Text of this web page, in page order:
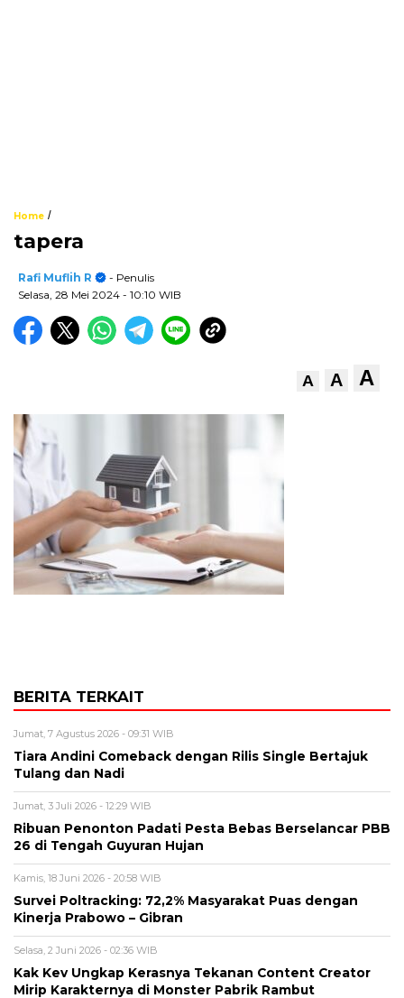
Home /
tapera
Rafi Muflih R
- Penulis
Selasa, 28 Mei 2024 - 10:10 WIB
A A A
BERITA TERKAIT
Jumat, 7 Agustus 2026 - 09:31 WIB
Tiara Andini Comeback dengan Rilis Single Bertajuk
Tulang dan Nadi
Jumat, 3 Juli 2026 - 12:29 WIB
Ribuan Penonton Padati Pesta Bebas Berselancar PBB
26 di Tengah Guyuran Hujan
Kamis, 18 Juni 2026 - 20:58 WIB
Survei Poltracking: 72,2% Masyarakat Puas dengan
Kinerja Prabowo – Gibran
Selasa, 2 Juni 2026 - 02:36 WIB
Kak Kev Ungkap Kerasnya Tekanan Content Creator
Mirip Karakternya di Monster Pabrik Rambut